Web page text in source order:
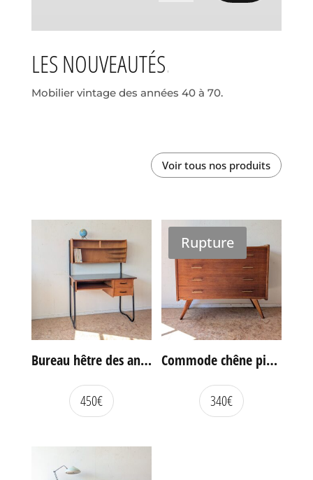
LES NOUVEAUTÉS
Mobilier vintage des années 40 à 70.
Voir tous nos produits
Bureau hêtre des années 60
450€
Rupture
Commode chêne pieds compas vintage
340€